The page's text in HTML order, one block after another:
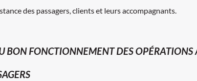
des passagers, clients et leurs accompagnants.
BON FONCTIONNEMENT DES OPÉRATIONS